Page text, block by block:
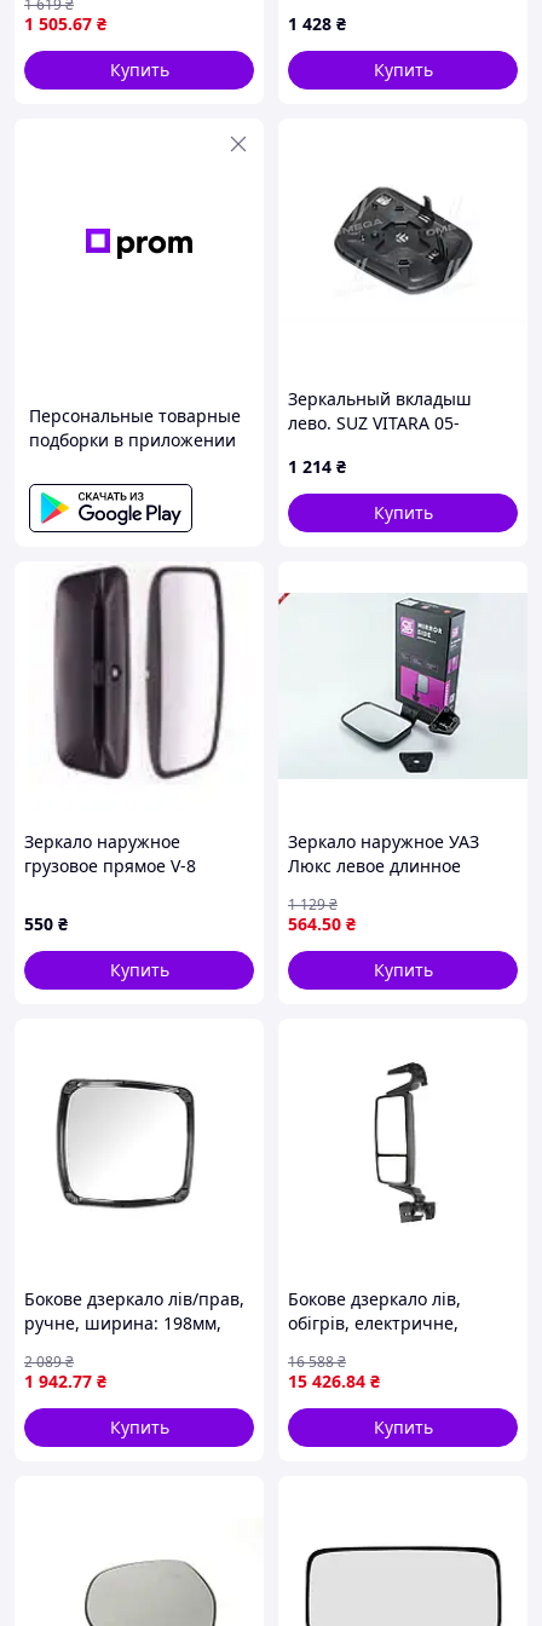
PREMIUM 2 10.05- PACOL
RVI-MR-005
1 505.67 ₴
1 619₴
Купить
1 428 ₴
Купить
Персональные товарные
подборки в приложении
Зеркальный вкладыш
лево. SUZ VITARA 05-
1 214 ₴
Купить
Зеркало наружное
грузовое прямое V-8
550 ₴
Купить
Зеркало наружное УАЗ
Люкс левое длинное
на автомобиль 3151-
8201503
564.50 ₴
1 129₴
Купить
Бокове дзеркало лів/прав,
ручне, ширина: 198мм,
L2000, TGA, TGL I, TGM I
06.93- RYWAL LS7026R300
1 942.77 ₴
2 089₴
Купить
Бокове дзеркало лів,
обігрів, електричне,
382мм MAN TGS I, TGX I
06.06-09.21 PACOL MAN-
MR-045L
15 426.84 ₴
16 588₴
Купить